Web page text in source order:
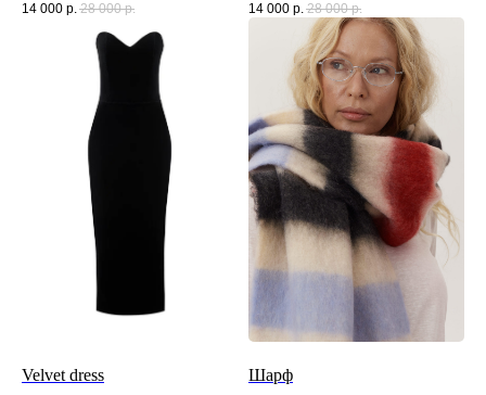
14 000 р. 28 000 р. 14 000 р. 28 000 р.
Velvet dress Шарф